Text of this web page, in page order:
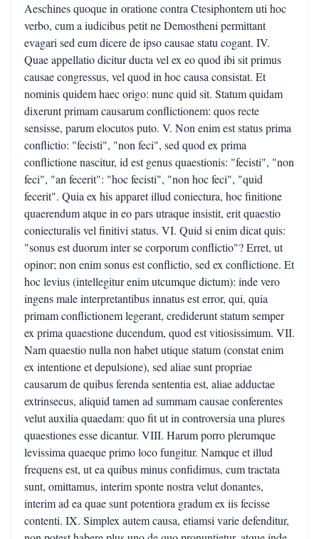
Aeschines quoque in oratione contra Ctesiphontem uti hoc
verbo, cum a iudicibus petit ne Demostheni permittant
evagari sed eum dicere de ipso causae statu cogant. IV.
Quae appellatio dicitur ducta vel ex eo quod ibi sit primus
causae congressus, vel quod in hoc causa consistat. Et
nominis quidem haec origo: nunc quid sit. Statum quidam
dixerunt primam causarum conflictionem: quos recte
sensisse, parum elocutos puto. V. Non enim est status prima
conflictio: "fecisti", "non feci", sed quod ex prima
conflictione nascitur, id est genus quaestionis: "fecisti", "non
feci", "an fecerit": "hoc fecisti", "non hoc feci", "quid
fecerit". Quia ex his apparet illud coniectura, hoc finitione
quaerendum atque in eo pars utraque insistit, erit quaestio
coniecturalis vel finitivi status. VI. Quid si enim dicat quis:
"sonus est duorum inter se corporum conflictio"? Erret, ut
opinor; non enim sonus est conflictio, sed ex conflictione. Et
hoc levius (intellegitur enim utcumque dictum): inde vero
ingens male interpretantibus innatus est error, qui, quia
primam conflictionem legerant, crediderunt statum semper
ex prima quaestione ducendum, quod est vitiosissimum. VII.
Nam quaestio nulla non habet utique statum (constat enim
ex intentione et depulsione), sed aliae sunt propriae
causarum de quibus ferenda sententia est, aliae adductae
extrinsecus, aliquid tamen ad summam causae conferentes
velut auxilia quaedam: quo fit ut in controversia una plures
quaestiones esse dicantur. VIII. Harum porro plerumque
levissima quaeque primo loco fungitur. Namque et illud
frequens est, ut ea quibus minus confidimus, cum tractata
sunt, omittamus, interim sponte nostra velut donantes,
interim ad ea quae sunt potentiora gradum ex iis fecisse
contenti. IX. Simplex autem causa, etiamsi varie defenditur,